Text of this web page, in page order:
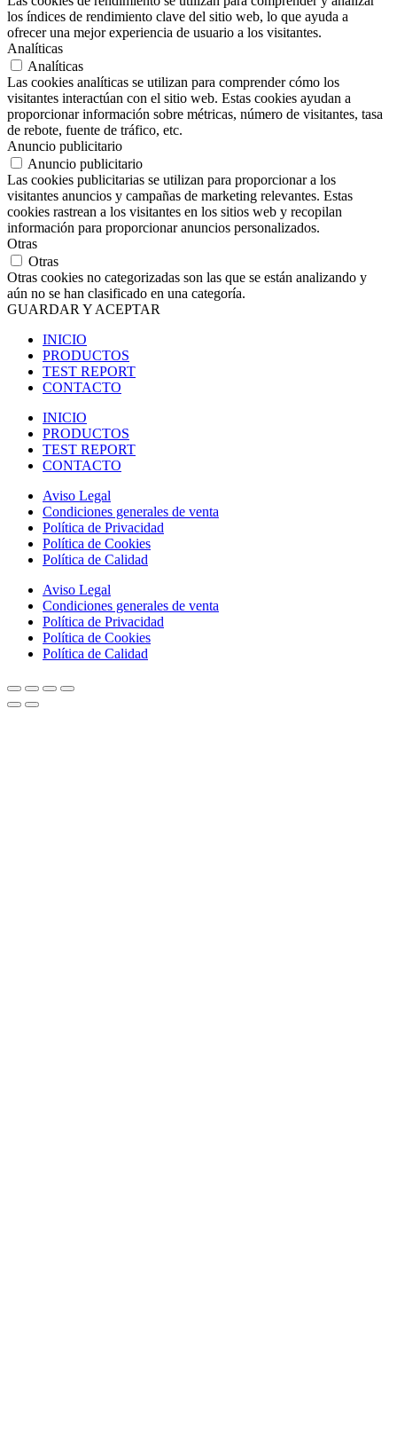
los índices de rendimiento clave del sitio web, lo que ayuda a
ofrecer una mejor experiencia de usuario a los visitantes.
Analíticas
Analíticas
Las cookies analíticas se utilizan para comprender cómo los
visitantes interactúan con el sitio web. Estas cookies ayudan a
proporcionar información sobre métricas, número de visitantes, tasa
de rebote, fuente de tráfico, etc.
Anuncio publicitario
Anuncio publicitario
Las cookies publicitarias se utilizan para proporcionar a los
visitantes anuncios y campañas de marketing relevantes. Estas
cookies rastrean a los visitantes en los sitios web y recopilan
información para proporcionar anuncios personalizados.
Otras
Otras
Otras cookies no categorizadas son las que se están analizando y
aún no se han clasificado en una categoría.
GUARDAR Y ACEPTAR
INICIO
PRODUCTOS
TEST REPORT
CONTACTO
INICIO
PRODUCTOS
TEST REPORT
CONTACTO
Aviso Legal
Condiciones generales de venta
Política de Privacidad
Política de Cookies
Política de Calidad
Aviso Legal
Condiciones generales de venta
Política de Privacidad
Política de Cookies
Política de Calidad